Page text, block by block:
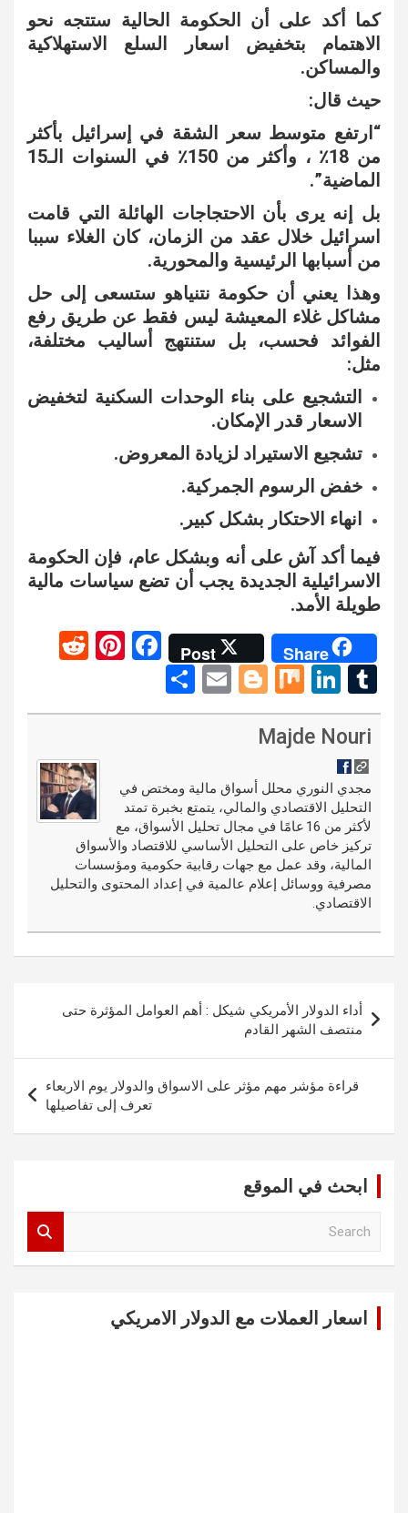
كما أكد على أن الحكومة الحالية ستتجه نحو
الاهتمام بتخفيض اسعار السلع الاستهلاكية
والمساكن.
حيث قال:
“ارتفع متوسط ​​سعر الشقة في إسرائيل بأكثر
من 18٪ ، وأكثر من 150٪ في السنوات الـ15
الماضية”.
بل إنه يرى بأن الاحتجاجات الهائلة التي قامت
اسرائيل خلال عقد من الزمان، كان الغلاء سببا
من أسبابها الرئيسية والمحورية.
وهذا يعني أن حكومة نتنياهو ستسعى إلى حل
مشاكل غلاء المعيشة ليس فقط عن طريق رفع
الفوائد فحسب، بل ستنتهج أساليب مختلفة،
مثل:
التشجيع على بناء الوحدات السكنية لتخفيض
الاسعار قدر الإمكان.
تشجيع الاستيراد لزيادة المعروض.
خفض الرسوم الجمركية.
انهاء الاحتكار بشكل كبير.
فيما أكد آش على أنه وبشكل عام، فإن الحكومة
الاسرائيلية الجديدة يجب أن تضع سياسات مالية
طويلة الأمد.
Share
Post
F
ce
o
k
Pi
er
t
d
t
T
u
m
bl
r
Li
n
ke
n
M
ix
Bl
o
er
E
m
h
Majde Nouri
مجدي النوري محلل أسواق مالية ومختص في
التحليل الاقتصادي والمالي، يتمتع بخبرة تمتد
لأكثر من 16 عامًا في مجال تحليل الأسواق، مع
تركيز خاص على التحليل الأساسي للاقتصاد والأسواق
المالية، وقد عمل مع جهات رقابية حكومية ومؤسسات
مصرفية ووسائل إعلام عالمية في إعداد المحتوى والتحليل
الاقتصادي.
تصفّح
المقالات
أداء الدولار الأمريكي شيكل : أهم العوامل المؤثرة حتى
منتصف الشهر القادم
قراءة مؤشر مهم مؤثر على الاسواق والدولار يوم الاربعاء
تعرف إلى تفاصيلها
ابحث في الموقع
اسعار العملات مع الدولار الامريكي